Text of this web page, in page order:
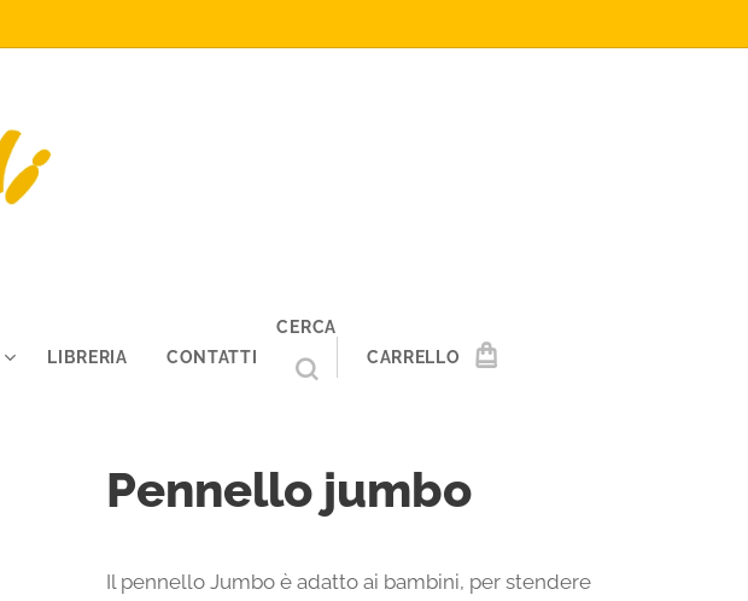
LIBRERIA CONTATTI
CERCA
CARRELLO
Pennello jumbo
Il pennello Jumbo è adatto ai bambini, per stendere